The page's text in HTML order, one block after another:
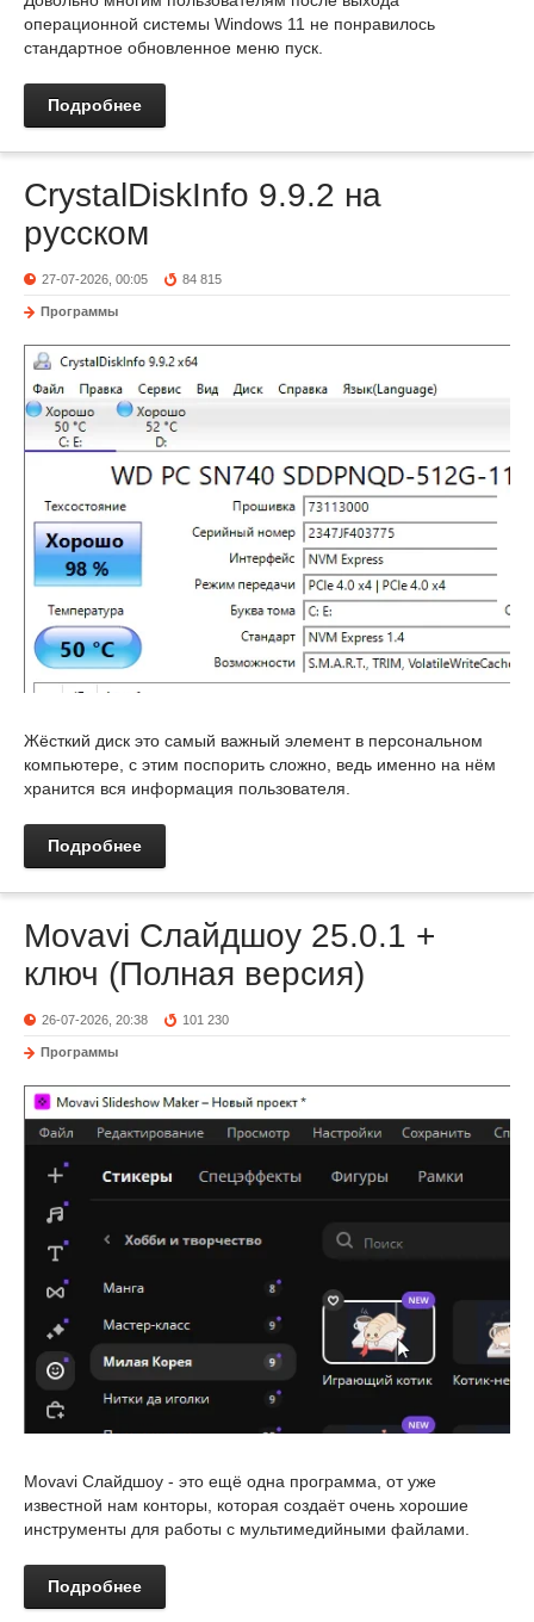
операционной системы Windows 11 не понравилось
стандартное обновленное меню пуск.
Подробнее
CrystalDiskInfo 9.9.2 на
русском
27-07-2026, 00:05 84 815
Программы
Жёсткий диск это самый важный элемент в персональном
компьютере, с этим поспорить сложно, ведь именно на нём
хранится вся информация пользователя.
Подробнее
Movavi Слайдшоу 25.0.1 +
ключ (Полная версия)
26-07-2026, 20:38 101 230
Программы
Movavi Слайдшоу - это ещё одна программа, от уже
известной нам конторы, которая создаёт очень хорошие
инструменты для работы с мультимедийными файлами.
Подробнее